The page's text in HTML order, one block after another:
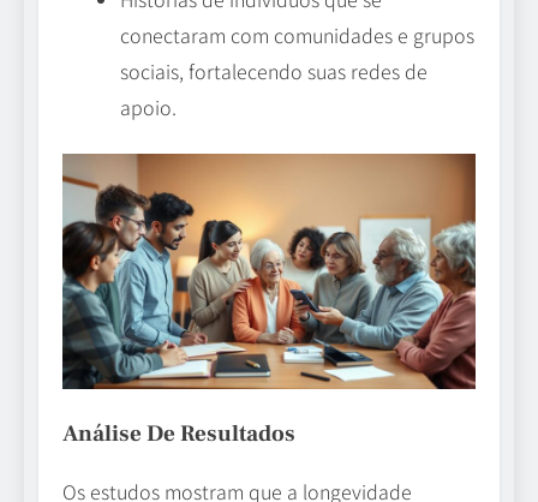
conectaram com comunidades e grupos
sociais, fortalecendo suas redes de
apoio.
Análise De Resultados
Os estudos mostram que a longevidade